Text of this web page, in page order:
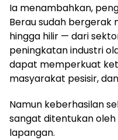
Ia menambahkan,
Berau sudah bergerak
hingga hilir — dari
peningkatan industri
dapat memperkuat
masyarakat pesisir,
Namun keberhasilan
sangat ditentukan
lapangan.